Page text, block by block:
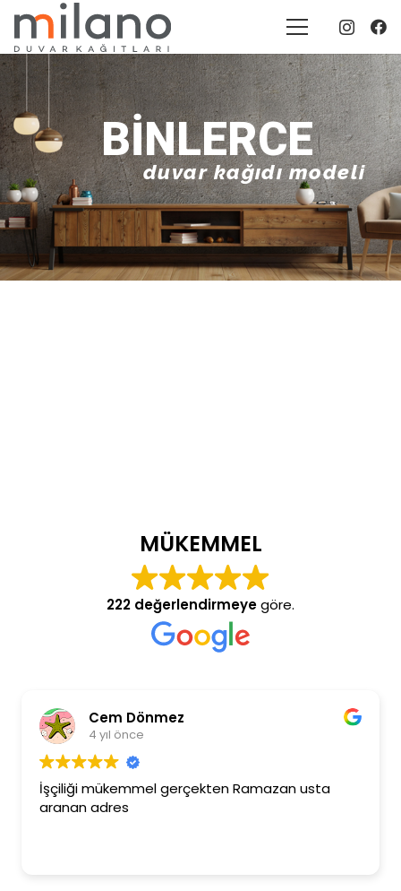
BINLERCE
duvar kağıdı modeli
MÜKEMMEL
222 değerlendirmeyegöre.
Cem Dönmez
4 yıl önce
mükemmel gerçekten Ramazan usta
adres